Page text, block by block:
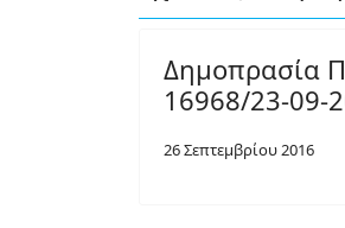
Δημοπρασία
16968/23-09-
26 Σεπτεμβρίου 2016